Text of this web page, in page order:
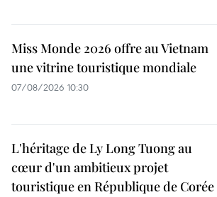
Miss Monde 2026 offre au Vietnam
une vitrine touristique mondiale
07/08/2026 10:30
L'héritage de Ly Long Tuong au
cœur d'un ambitieux projet
touristique en République de Corée